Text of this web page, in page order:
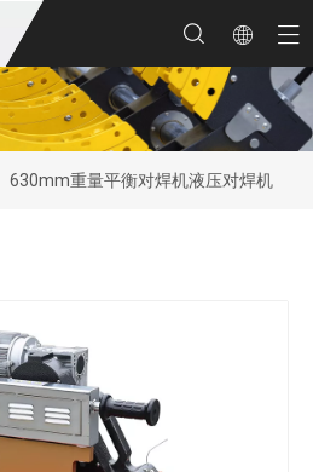
630mm重量平衡对焊机液压对焊机